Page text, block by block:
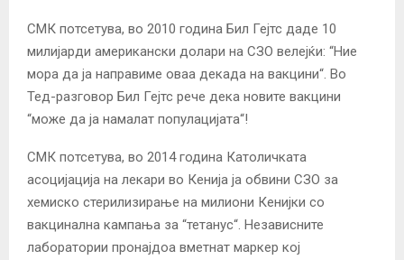
СМК потсетува, во 2010 година Бил Гејтс даде 10
милијарди американски долари на СЗО велејќи: “Ние
мора да ја направиме оваа декада на вакцини“. Во
Тед-разговор Бил Гејтс рече дека новите вакцини
“може да ја намалат популацијата“!
СМК потсетува, во 2014 година Католичката
асоцијација на лекари во Кенија ја обвини СЗО за
хемиско стерилизирање на милиони Кенијки со
вакцинална кампања за “тетанус“. Независните
лаборатории пронајдоа вметнат маркер кој